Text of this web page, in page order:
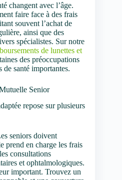
changent avec l’âge.
faire face à des frais
souvent l’achat de
ainsi que des
spécialistes. Sur notre
de lunettes et
des préoccupations
de santé importantes.
Senior
repose sur plusieurs
seniors doivent
prend en charge les frais
consultations
et ophtalmologiques.
important. Trouvez un